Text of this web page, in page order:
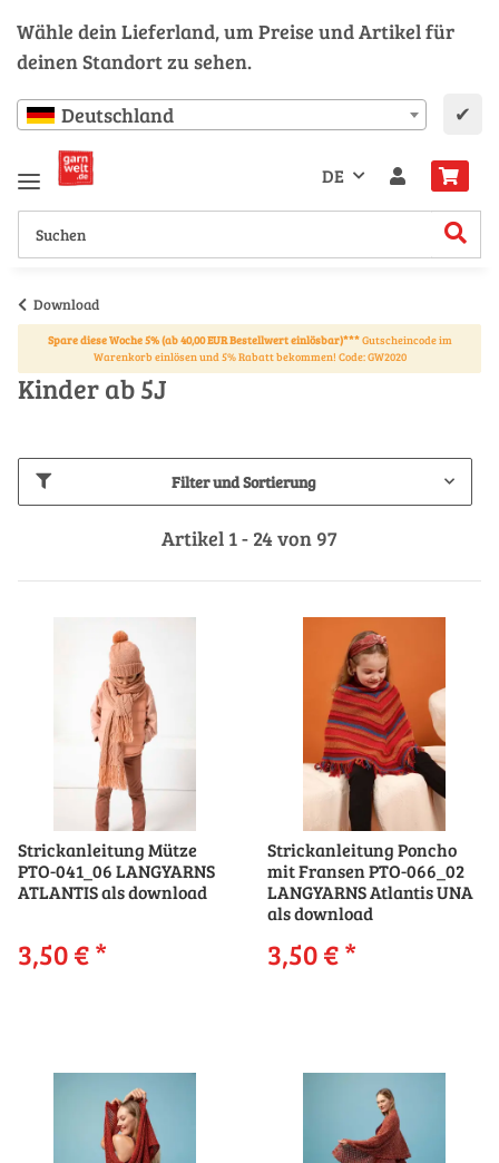
Wähle dein Lieferland, um Preise und Artikel für
deinen Standort zu sehen.
Deutschland ✔
DE
Download
Spare diese Woche 5% (ab 40,00 EUR Bestellwert einlösbar)***Gutscheincode im
Warenkorb einlösen und 5% Rabatt bekommen! Code: GW2020
Kinder ab 5J
Filter und Sortierung
Artikel 1 - 24 von 97
Strickanleitung Mütze
PTO-041_06 LANGYARNS
ATLANTIS als download
3,50 €*
Strickanleitung Poncho
mit Fransen PTO-066_02
LANGYARNS Atlantis UNA
als download
3,50 €*